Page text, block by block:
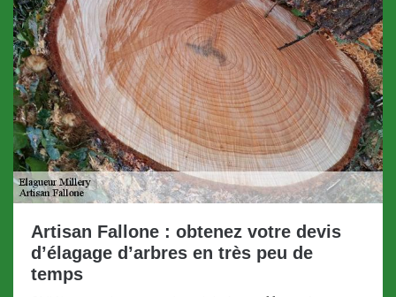
Artisan Fallone : obtenez votre devis
d’élagage d’arbres en très peu de
temps